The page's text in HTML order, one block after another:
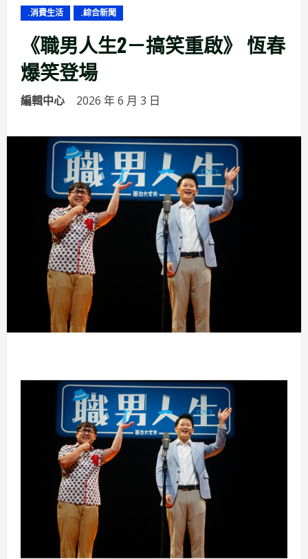
.消費生活 .綜合新聞
《職男人生2－搞笑重啟》 恆春
爆笑登場
編輯中心 2026 年 6 月 3 日